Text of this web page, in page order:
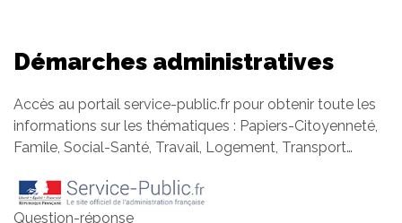
Démarches administratives
Accès au portail service-public.fr pour obtenir toute les
informations sur les thématiques : Papiers-Citoyenneté,
Famile, Social-Santé, Travail, Logement, Transport…
Question-réponse